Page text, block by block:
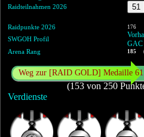
Raidteilnahmen 2026 51
Raidpunkte 2026 176
SWGOH Profil
GAC
Arena Rang 185
Weg zur [RAID GOLD] Medaille
(153 von 250
Verdienste